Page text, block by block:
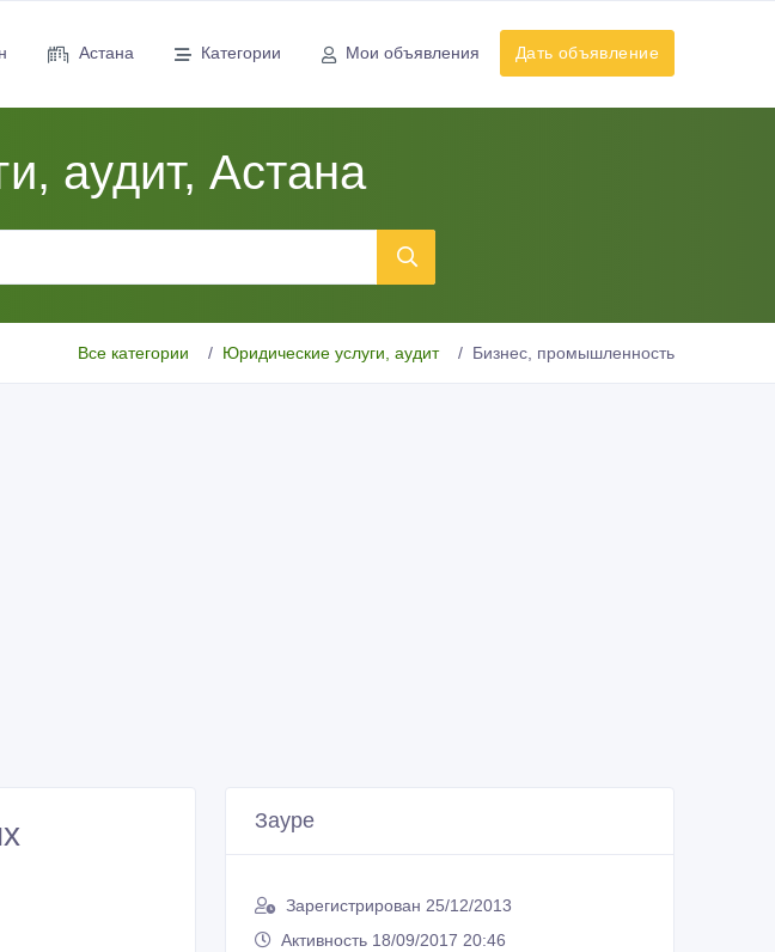
Астана Категории Мои объявления Дать объявление
аудит, Астана
Все категории Юридические услуги, аудит Бизнес, промышленность
Зауре
Зарегистрирован 25/12/2013
Активность 18/09/2017 20:46